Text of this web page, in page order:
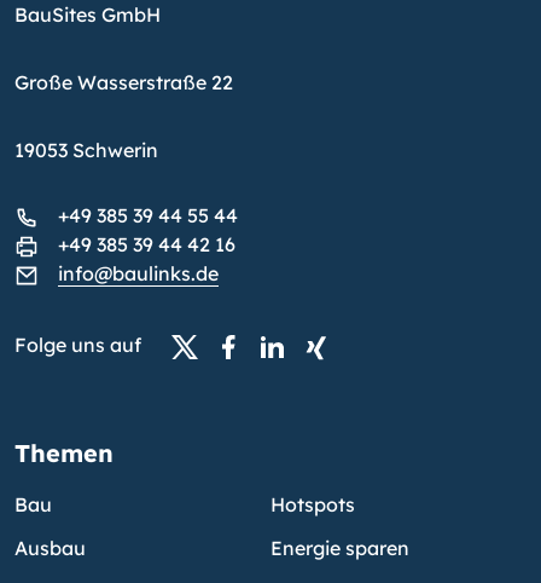
BauSites GmbH
Große Wasserstraße 22
19053 Schwerin
+49 385 39 44 55 44
+49 385 39 44 42 16
info@baulinks.de
Folge uns auf
Themen
Bau
Ausbau
Hotspots
Energie sparen